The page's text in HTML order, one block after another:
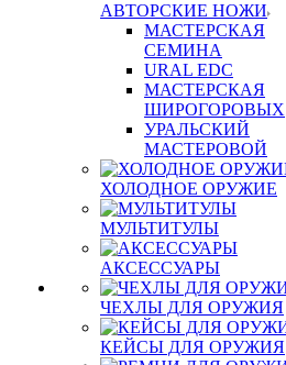
АВТОРСКИЕ НОЖИ
МАСТЕРСКАЯ
СЕМИНА
URAL EDC
МАСТЕРСКАЯ
ШИРОГОРОВЫХ
УРАЛЬСКИЙ
МАСТЕРОВОЙ
ХОЛОДНОЕ ОРУЖИЕ
МУЛЬТИТУЛЫ
АКСЕССУАРЫ
ЧЕХЛЫ ДЛЯ ОРУЖИЯ
КЕЙСЫ ДЛЯ ОРУЖИЯ